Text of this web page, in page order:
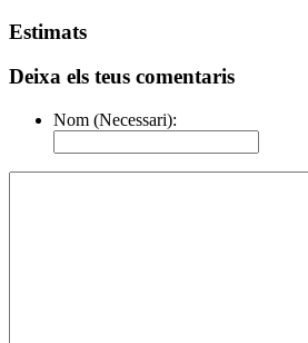
Estimats
Deixa els teus comentaris
Nom (Necessari):